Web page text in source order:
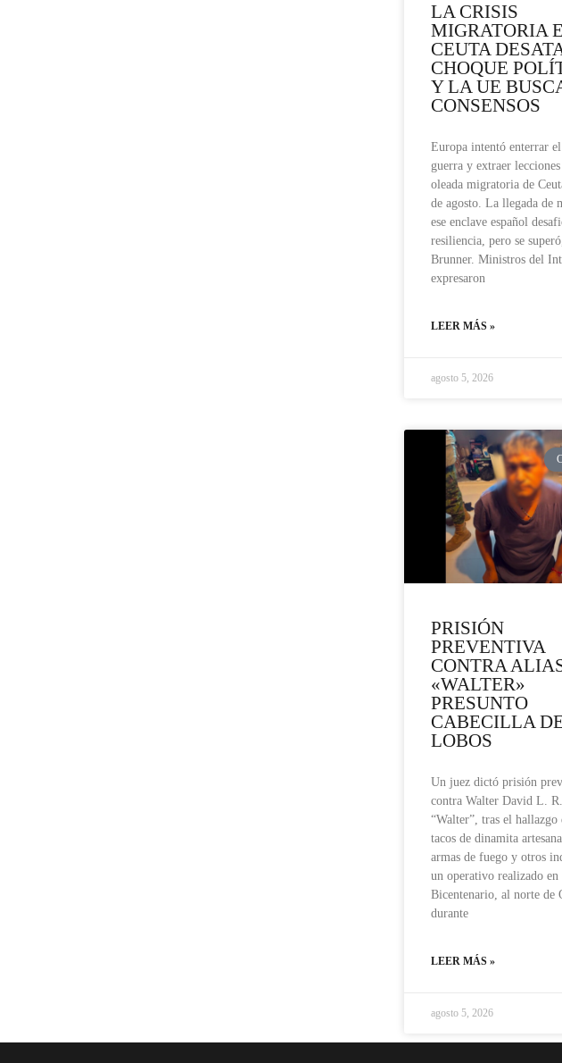
LA CRISIS
MIGRATORIA
CEUTA
CHOQUE
Y LA UE
CONSENSOS
Europa intentó enterrar el
guerra y extraer
oleada migratoria de
de agosto. La llegada de
ese enclave español
resiliencia, pero se
Brunner. Ministros del
expresaron
LEER MÁS »
agosto 5, 2026
PRISIÓN
PREVENTIVA
CONTRA
«WALTER»
PRESUNTO
CABECILLA
LOBOS
Un juez dictó prisión
contra Walter David L.
“Walter”, tras el hallazgo
tacos de dinamita
armas de fuego y otros
un operativo realizado en
Bicentenario, al norte de
durante
LEER MÁS »
agosto 5, 2026